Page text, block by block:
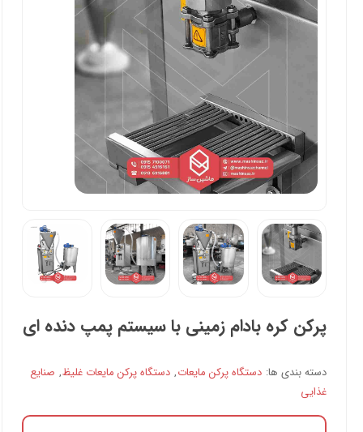
پرکن کره بادام زمینی با سیستم پمپ دنده ای
دسته بندی ها: دستگاه پرکن مایعات, دستگاه پرکن مایعات غلیظ, صنایع
غذایی